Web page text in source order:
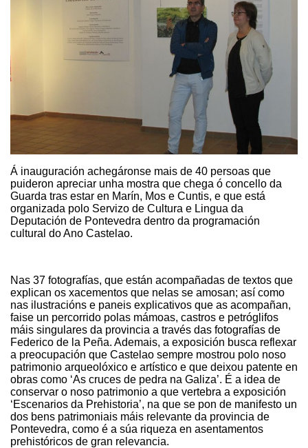
Á inauguración achegáronse mais de 40 persoas que
puideron apreciar unha mostra que chega ó concello da
Guarda tras estar en Marín, Mos e Cuntis, e que está
organizada polo Servizo de Cultura e Lingua da
Deputación de Pontevedra dentro da programación
cultural do Ano Castelao.
Nas 37 fotografías, que están acompañadas de textos que
explican os xacementos que nelas se amosan; así como
nas ilustracións e paneis explicativos que as acompañan,
faise un percorrido polas mámoas, castros e petróglifos
máis singulares da provincia a través das fotografías de
Federico de la Peña. Ademais, a exposición busca reflexar
a preocupación que Castelao sempre mostrou polo noso
patrimonio arqueolóxico e artístico e que deixou patente en
obras como ‘As cruces de pedra na Galiza’. É a idea de
conservar o noso patrimonio a que vertebra a exposición
‘Escenarios da Prehistoria’, na que se pon de manifesto un
dos bens patrimoniais máis relevante da provincia de
Pontevedra, como é a súa riqueza en asentamentos
prehistóricos de gran relevancia.